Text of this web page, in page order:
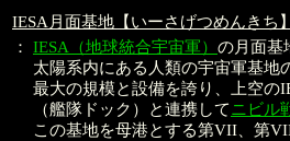
IESA月面基地【いーさげつめんきち】
：
IESA（地球統合宇宙軍） の月面基
太陽系内にある人類の宇宙軍基地
最大の規模と設備を誇り、上空の
（艦隊ドック）と連携してニビル
この基地を母港とする第VII、第